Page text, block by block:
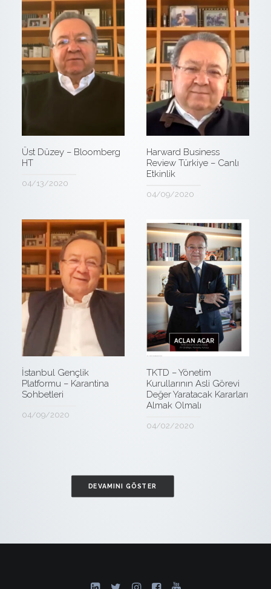
Üst Düzey – Bloomberg
HT
04/13/2020
Harward Business
Review Türkiye – Canlı
Etkinlik
04/09/2020
İstanbul Gençlik
Platformu – Karantina
Sohbetleri
04/09/2020
TKTD – Yönetim
Kurullarının Asli Görevi
Değer Yaratacak Kararları
Almak Olmalı
04/02/2020
DEVAMINI GÖSTER